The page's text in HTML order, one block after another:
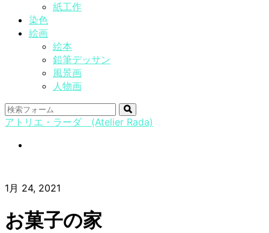
紙工作
染色
絵画
絵本
鉛筆デッサン
風景画
人物画
検
索
アトリエ・ラーダ (Atelier Rada)
1月 24, 2021
お菓子の家